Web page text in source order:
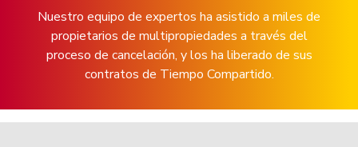
Nuestro equipo de expertos ha asistido a miles de
propietarios de multipropiedades a través del
proceso de cancelación, y los ha liberado de sus
contratos de Tiempo Compartido.